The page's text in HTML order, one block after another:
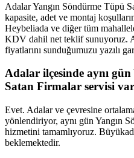
Adalar Yangın Söndürme Tüpü
kapasite, adet ve montaj
Heybeliada ve diğer tüm
KDV dahil net teklif sunuyoruz.
fiyatlarını sunduğumuzu yazılı
Adalar ilçesinde aynı
Satan Firmalar servisi var
Evet. Adalar ve çevresine
yönlendiriyor, aynı gün Yangın
hizmetini tamamlıyoruz.
beklemektedir.